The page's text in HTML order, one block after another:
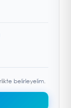
belirleyelim.